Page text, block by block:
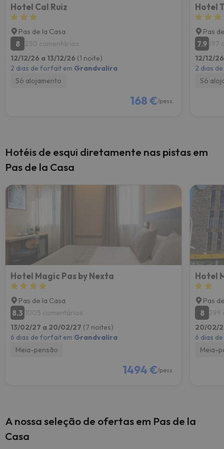
Hotel Cal Ruiz
Pas de la Casa
8
230 comentários
12/12/26 a 13/12/26 (1 noite)
2 dias de forfait em Grandvalira
Só alojamento
168 €/pess.
Hotel
Pas
7.9 197
12/12/
2 dias
Só
Hotéis de esqui diretamente nas pistas em
Pas de la Casa
Hotel Magic Pas by Nexta
Pas de la Casa
8.3 1005 comentários
13/02/27 a 20/02/27 (7 noites)
6 dias de forfait em Grandvalira
Meia-pensão
1494 €/pess.
Hotel
Pas
8
299
20/02/
6 dias
Meia-
A nossa seleção de ofertas em Pas de la
Casa